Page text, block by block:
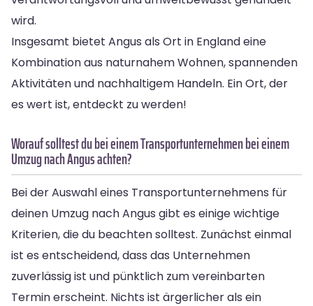
wird.
Insgesamt bietet Angus als Ort in England eine
Kombination aus naturnahem Wohnen, spannenden
Aktivitäten und nachhaltigem Handeln. Ein Ort, der
es wert ist, entdeckt zu werden!
Worauf solltest du bei einem Transportunternehmen bei einem
Umzug nach Angus achten?
Bei der Auswahl eines Transportunternehmens für
deinen Umzug nach Angus gibt es einige wichtige
Kriterien, die du beachten solltest. Zunächst einmal
ist es entscheidend, dass das Unternehmen
zuverlässig ist und pünktlich zum vereinbarten
Termin erscheint. Nichts ist ärgerlicher als ein